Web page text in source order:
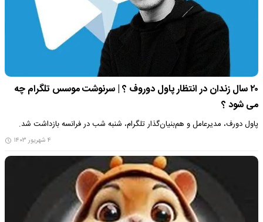
۲۰ سال زندان در انتظار پاول دوروف ؟ | سرنوشت موسس تلگرام چه
می شود ؟
پاول دورف، مدیرعامل و هم‌بنیان‌گذار تلگرام، شنبه شب در فرانسه بازداشت شد.
۴ شهریور ۱۴۰۳